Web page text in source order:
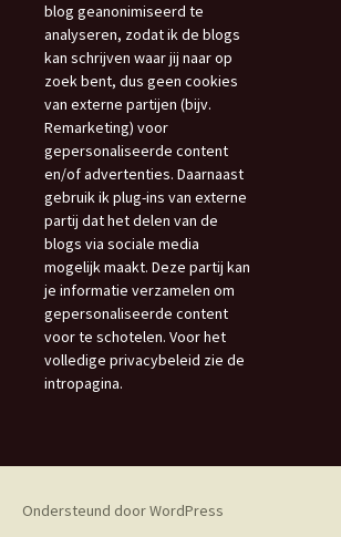
blog geanonimiseerd te
analyseren, zodat ik de blogs
kan schrijven waar jij naar op
zoek bent, dus geen cookies
van externe partijen (bijv.
Remarketing) voor
gepersonaliseerde content
en/of advertenties. Daarnaast
gebruik ik plug-ins van externe
partij dat het delen van de
blogs via sociale media
mogelijk maakt. Deze partij kan
je informatie verzamelen om
gepersonaliseerde content
voor te schotelen. Voor het
volledige privacybeleid zie de
intropagina.
Ondersteund door WordPress